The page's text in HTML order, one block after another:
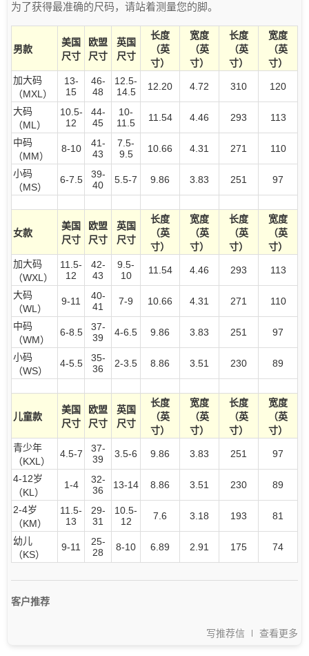
为了获得最准确的尺码，请站着测量您的脚。
男款
美国
尺寸
欧盟
尺寸
英国
尺寸
长度
（英
寸）
宽度
（英
寸）
长度
（英
寸）
宽度
（英
寸）
加大码
（MXL）
13-
15
46-
48
12.5-
14.5
12.20 4.72 310 120
大码
（ML）
10.5-
12
44-
45
10-
11.5
11.54 4.46 293 113
中码
（MM）
8-10
41-
43
7.5-
9.5
10.66 4.31 271 110
小码
（MS）
6-7.5
39-
40
5.5-7 9.86 3.83 251 97
女款
美国
尺寸
欧盟
尺寸
英国
尺寸
长度
（英
寸）
宽度
（英
寸）
长度
（英
寸）
宽度
（英
寸）
加大码
（WXL）
11.5-
12
42-
43
9.5-
10
11.54 4.46 293 113
大码
（WL）
9-11
40-
41
7-9 10.66 4.31 271 110
中码
（WM）
6-8.5
37-
39
4-6.5 9.86 3.83 251 97
小码
（WS）
4-5.5
35-
36
2-3.5 8.86 3.51 230 89
儿童款
美国
尺寸
欧盟
尺寸
英国
尺寸
长度
（英
寸）
宽度
（英
寸）
长度
（英
寸）
宽度
（英
寸）
青少年
（KXL）
4.5-7
37-
39
3.5-6 9.86 3.83 251 97
4-12岁
（KL）
1-4
32-
36
13-14 8.86 3.51 230 89
2-4岁
（KM）
11.5-
13
29-
31
10.5-
12
7.6 3.18 193 81
幼儿
（KS）
9-11
25-
28
8-10 6.89 2.91 175 74
客户推荐
写推荐信 查看更多